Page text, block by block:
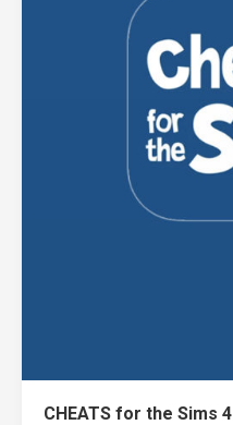
CHEATS for the Sims 4